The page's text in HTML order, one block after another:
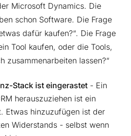
Microsoft Dynamics. Die
schon Software. Die Frage
dafür kaufen?“. Die Frage
Tool kaufen, oder die Tools,
zusammenarbeiten lassen?“
Stack ist eingerastet - Ein
herauszuziehen ist ein
Etwas hinzuzufügen ist der
Widerstands - selbst wenn